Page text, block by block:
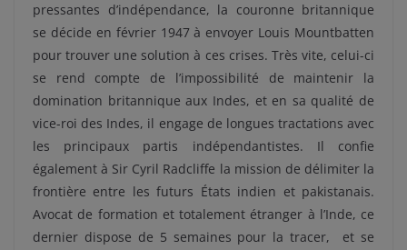
pressantes d’indépendance, la couronne britannique
se décide en février 1947 à envoyer Louis Mountbatten
pour trouver une solution à ces crises. Très vite, celui-ci
se rend compte de l’impossibilité de maintenir la
domination britannique aux Indes, et en sa qualité de
vice-roi des Indes, il engage de longues tractations avec
les principaux partis indépendantistes. Il confie
également à Sir Cyril Radcliffe la mission de délimiter la
frontière entre les futurs États indien et pakistanais.
Avocat de formation et totalement étranger à l’Inde, ce
dernier dispose de 5 semaines pour la tracer, et se